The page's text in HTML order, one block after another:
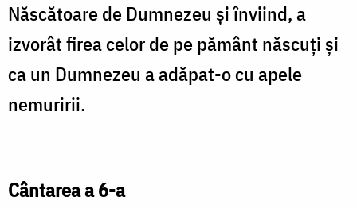
Născătoare de Dumnezeu şi înviind, a
izvorât firea celor de pe pământ născuţi şi
ca un Dumnezeu a adăpat-o cu apele
nemuririi.
Cântarea a 6-a